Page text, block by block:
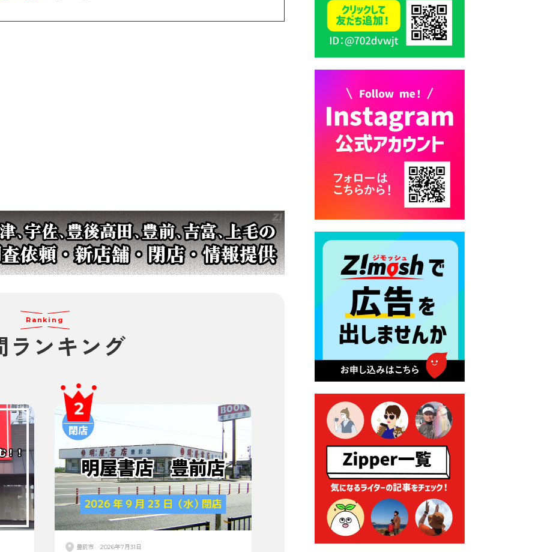
Ranking
ランキング
豊前市 2026年7月31日
いて≫
2026年7月29日 豊前市指定ご
み袋販売のお知らせ
催決定！
2026年7月28日 ごみ収集日の
お知らせ
2026年7月28日 令和8年度
京築地区水道企業団職員採用
試験（募集）
2026年7月27日 マイナンバー
カード交付に伴う休日および
平日夜間開庁の案内
2026年7月22日 令和８年度
「こども文化パスポート事
業」
2026年7月21日 卜仙の郷 お
盆期間の営業時間のお知らせ
2026年7月17日 バス経路検索
のご利用案内
2026年7月10日 台湾伝統音楽
団体 「北埔八音団・楽善軒」
公演開催のお知らせ
2026年7月9日 クラウドファ
ンディング型ふるさと納税の
実施について
2026年7月9日 農地法等に係
る各種申請に係る登記事項証
明書の添付省略について
2026年7月9日 廃食用油の回
収
2026年7月7日 「おゆずりコ